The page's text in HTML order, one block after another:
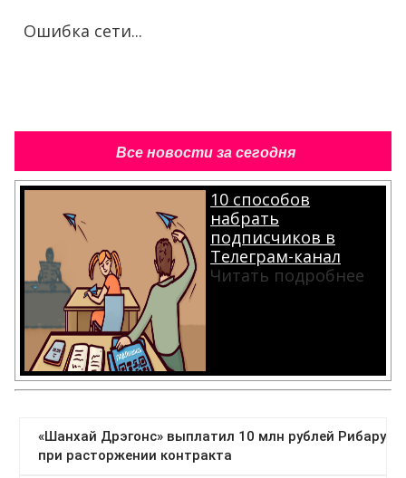
Ошибка сети...
Все новости за сегодня
10 способов
набрать
подписчиков в
Телеграм-канал
Читать подробнее